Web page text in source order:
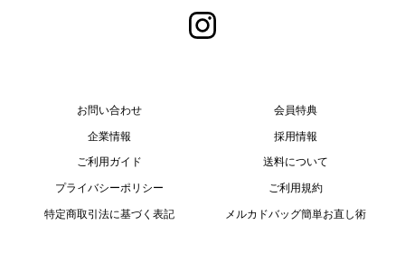
お問い合わせ
企業情報
ご利用ガイド
プライバシーポリシー
特定商取引法に基づく表記
会員特典
採用情報
送料について
ご利用規約
メルカドバッグ簡単お直し術